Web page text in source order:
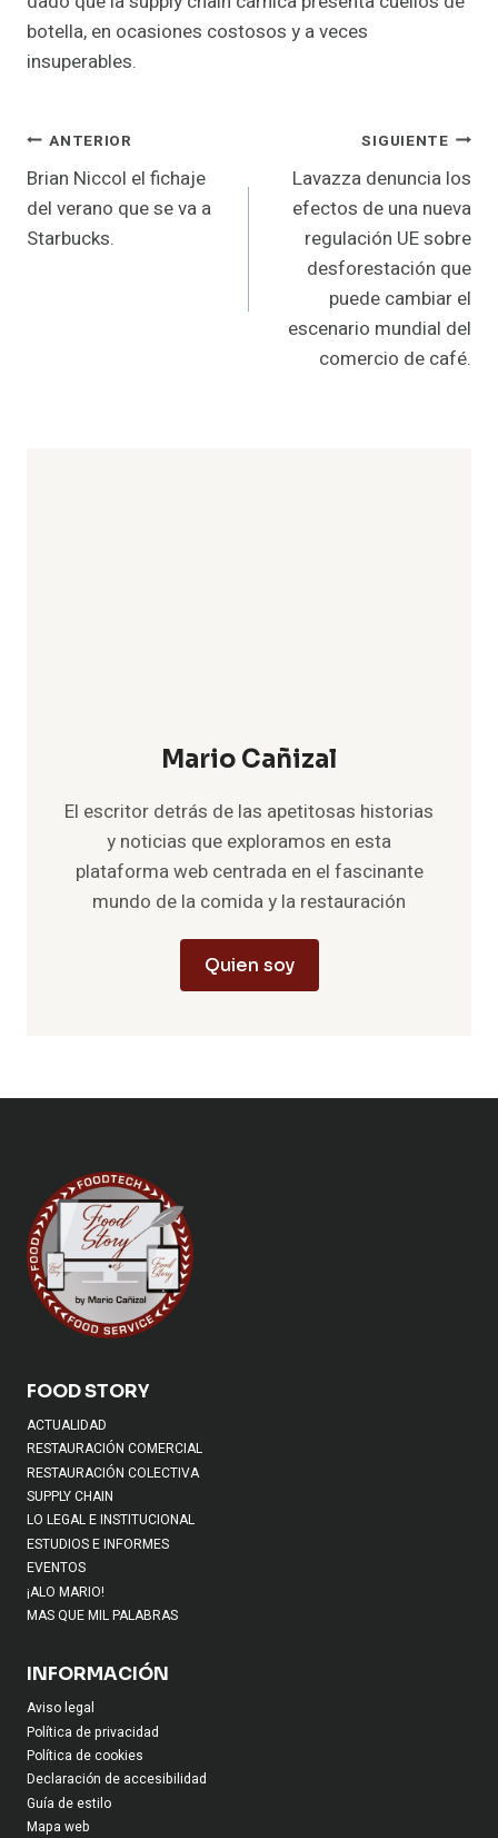
botella, en ocasiones costosos y a veces
insuperables.
Navegación
de
entradas
ANTERIOR
Brian Niccol el fichaje
del verano que se va a
Starbucks.
SIGUIENTE
Lavazza denuncia los
efectos de una nueva
regulación UE sobre
desforestación que
puede cambiar el
escenario mundial del
comercio de café.
Mario Cañizal
El escritor detrás de las apetitosas historias
y noticias que exploramos en esta
plataforma web centrada en el fascinante
mundo de la comida y la restauración
Quien soy
FOOD STORY
ACTUALIDAD
RESTAURACIÓN COMERCIAL
RESTAURACIÓN COLECTIVA
SUPPLY CHAIN
LO LEGAL E INSTITUCIONAL
ESTUDIOS E INFORMES
EVENTOS
¡ALO MARIO!
MAS QUE MIL PALABRAS
INFORMACIÓN
Aviso legal
Política de privacidad
Política de cookies
Declaración de accesibilidad
Guía de estilo
Mapa web